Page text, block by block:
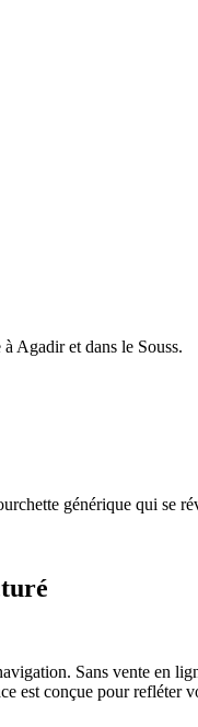
Agadir et dans le Souss.
générique qui se
Sans vente en
est conçue pour refléter